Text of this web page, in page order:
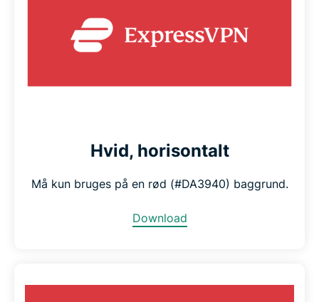
Hvid, horisontalt
Må kun bruges på en rød (#DA3940) baggrund.
Download